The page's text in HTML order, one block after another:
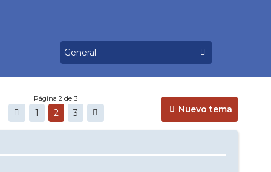
Nuevo tema
Página 2 de 3
1 2 3